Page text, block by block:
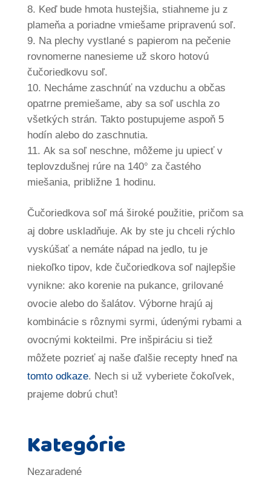
Keď bude hmota hustejšia, stiahneme ju z
plameňa a poriadne vmiešame pripravenú soľ.
Na plechy vystlané s papierom na pečenie
rovnomerne nanesieme už skoro hotovú
čučoriedkovu soľ.
Necháme zaschnúť na vzduchu a občas
opatrne premiešame, aby sa soľ uschla zo
všetkých strán. Takto postupujeme aspoň 5
hodín alebo do zaschnutia.
Ak sa soľ neschne, môžeme ju upiecť v
teplovzdušnej rúre na 140° za častého
miešania, približne 1 hodinu.
Čučoriedkova soľ má široké použitie, pričom sa
aj dobre uskladňuje. Ak by ste ju chceli rýchlo
vyskúšať a nemáte nápad na jedlo, tu je
niekoľko tipov, kde čučoriedkova soľ najlepšie
vynikne: ako korenie na pukance, grilované
ovocie alebo do šalátov. Výborne hrajú aj
kombinácie s rôznymi syrmi, údenými rybami a
ovocnými kokteilmi. Pre inšpiráciu si tiež
môžete pozrieť aj naše ďalšie recepty hneď na
tomto odkaze. Nech si už vyberiete čokoľvek,
prajeme dobrú chuť!
Kategórie
Nezaradené